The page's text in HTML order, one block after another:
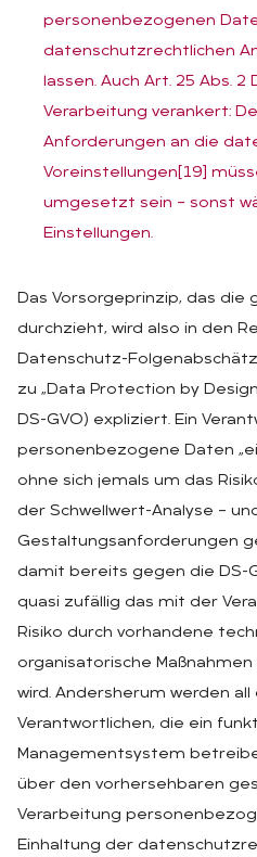
personenbezogenen
datenschutzrechtlichen
lassen. Auch Art. 25 Abs.
Verarbeitung verankert:
Anforderungen an die
Voreinstellungen [19]
umgesetzt sein – sonst
Einstellungen.
Das Vorsorgeprinzip, das die
durchzieht, wird also in den
Datenschutz-
zu „Data Protection by
DS-GVO) expliziert. Ein
personenbezogene Daten
ohne sich jemals um das
der Schwellwert-Analyse –
Gestaltungsanforderungen
damit bereits gegen die DS-
quasi zufällig das mit der
Risiko durch vorhandene
organisatorische
wird. Andersherum werden all
Verantwortlichen, die ein
Managementsystem
über den vorhersehbaren
Verarbeitung
Einhaltung der